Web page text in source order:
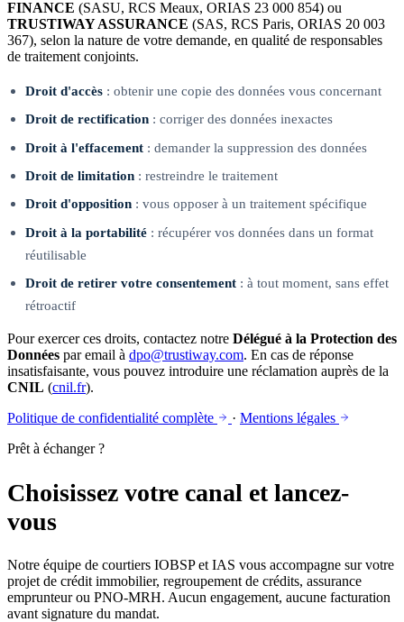
FINANCE (SASU, RCS Meaux, ORIAS 23 000 854) ou
TRUSTIWAY ASSURANCE (SAS, RCS Paris, ORIAS 20 003
367), selon la nature de votre demande, en qualité de responsables
de traitement conjoints.
Droit d'accès : obtenir une copie des données vous concernant
Droit de rectification : corriger des données inexactes
Droit à l'effacement : demander la suppression des données
Droit de limitation : restreindre le traitement
Droit d'opposition : vous opposer à un traitement spécifique
Droit à la portabilité : récupérer vos données dans un format
réutilisable
Droit de retirer votre consentement : à tout moment, sans effet
rétroactif
Pour exercer ces droits, contactez notre Délégué à la Protection des
Données par email à dpo@trustiway.com. En cas de réponse
insatisfaisante, vous pouvez introduire une réclamation auprès de la
CNIL (cnil.fr).
Politique de confidentialité complète
· Mentions légales
Prêt à échanger ?
Choisissez votre canal et lancez-
vous
Notre équipe de courtiers IOBSP et IAS vous accompagne sur votre
projet de crédit immobilier, regroupement de crédits, assurance
emprunteur ou PNO-MRH. Aucun engagement, aucune facturation
avant signature du mandat.